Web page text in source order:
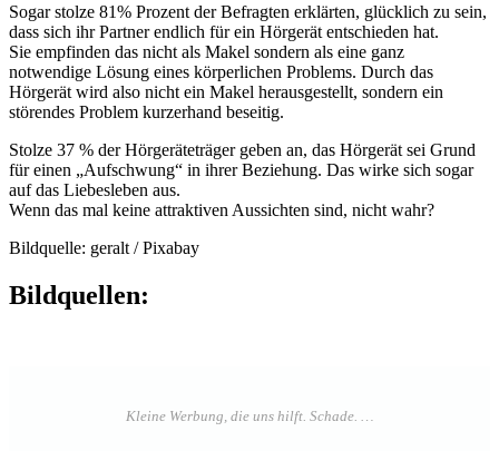
Sogar stolze 81% Prozent der Befragten erklärten, glücklich zu sein,
dass sich ihr Partner endlich für ein Hörgerät entschieden hat.
Sie empfinden das nicht als Makel sondern als eine ganz
notwendige Lösung eines körperlichen Problems. Durch das
Hörgerät wird also nicht ein Makel herausgestellt, sondern ein
störendes Problem kurzerhand beseitig.
Stolze 37 % der Hörgeräteträger geben an, das Hörgerät sei Grund
für einen „Aufschwung“ in ihrer Beziehung. Das wirke sich sogar
auf das Liebesleben aus.
Wenn das mal keine attraktiven Aussichten sind, nicht wahr?
Bildquelle: geralt / Pixabay
Bildquellen: